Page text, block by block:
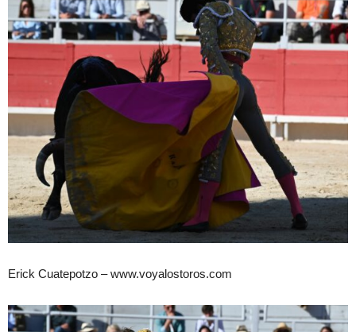
Erick Cuatepotzo – www.voyalostoros.com